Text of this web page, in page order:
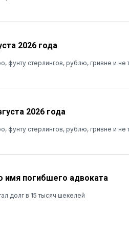
2026 года
фунту стерлингов, рублю, гривне и не
2026 года
фунту стерлингов, рублю, гривне и не
имя погибшего адвоката
долг в 15 тысяч шекелей